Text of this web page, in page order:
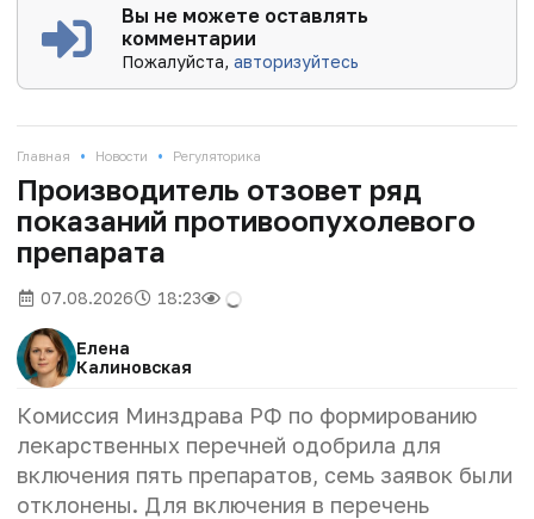
Вы не можете оставлять
комментарии
Пожалуйста,авторизуйтесь
Главная • Новости • Регуляторика
Производитель отзовет ряд
показаний противоопухолевого
препарата
07.08.2026 18:23
Елена
Калиновская
Комиссия Минздрава РФ по формированию
лекарственных перечней одобрила для
включения пять препаратов, семь заявок были
отклонены. Для включения в перечень